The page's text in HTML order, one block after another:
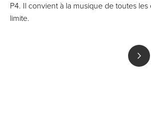
P4. Il convient à la musique de toutes
limite.